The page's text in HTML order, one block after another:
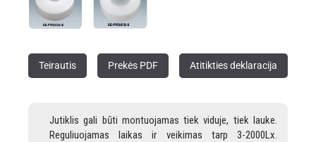
Teirautis Prekės PDF Atitikties deklaracija
Jutiklis gali būti montuojamas tiek viduje, tiek lauke.
Reguliuojamas laikas ir veikimas tarp 3-2000Lx.